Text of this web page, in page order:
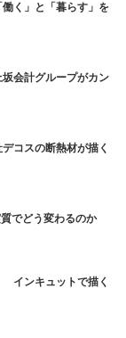
く」と「暮らす」を
会計グループがカン
コスの断熱材が描く
でどう変わるのか
インキュットで描く